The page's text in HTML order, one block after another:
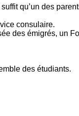
qu’un des
consulaire.
des émigrés, un
des étudiants.